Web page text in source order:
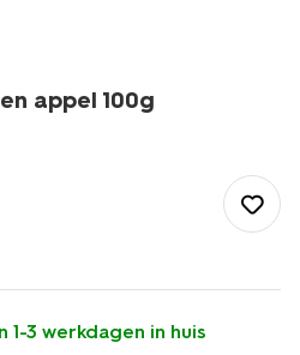
appel 100g
3 werkdagen in huis